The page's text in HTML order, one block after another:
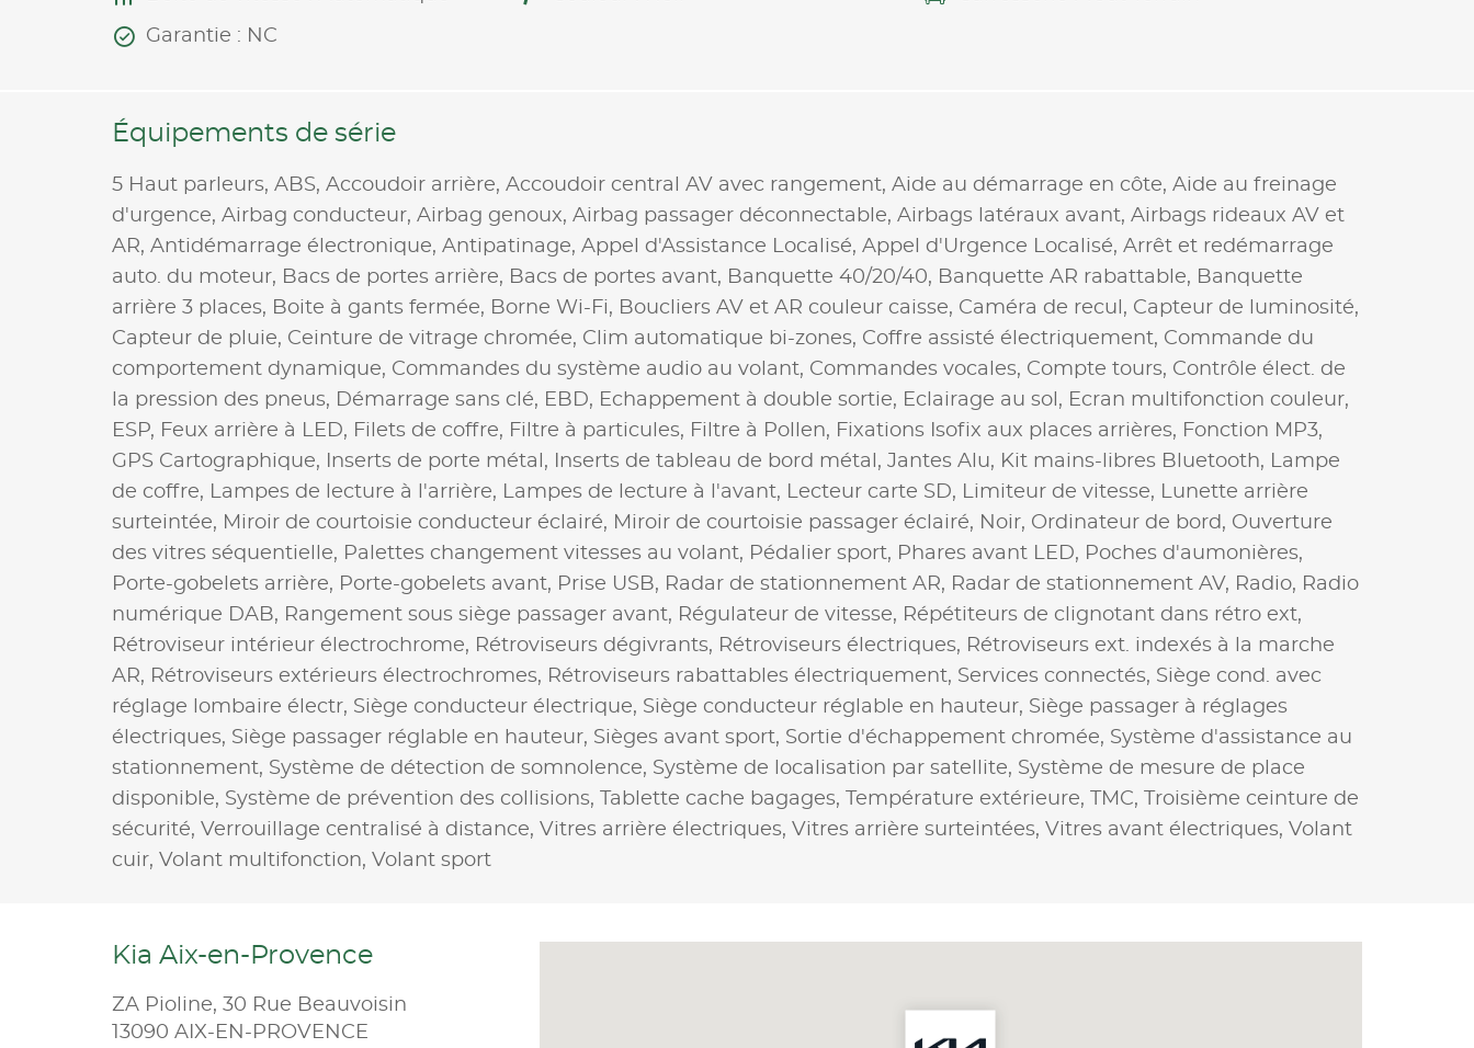
Garantie : NC
Équipements de série
5 Haut parleurs, ABS, Accoudoir arrière, Accoudoir central AV avec rangement, Aide au démarrage en côte, Aide au freinage
d'urgence, Airbag conducteur, Airbag genoux, Airbag passager déconnectable, Airbags latéraux avant, Airbags rideaux AV et
AR, Antidémarrage électronique, Antipatinage, Appel d'Assistance Localisé, Appel d'Urgence Localisé, Arrêt et redémarrage
auto. du moteur, Bacs de portes arrière, Bacs de portes avant, Banquette 40/20/40, Banquette AR rabattable, Banquette
arrière 3 places, Boite à gants fermée, Borne Wi-Fi, Boucliers AV et AR couleur caisse, Caméra de recul, Capteur de luminosité,
Capteur de pluie, Ceinture de vitrage chromée, Clim automatique bi-zones, Coffre assisté électriquement, Commande du
comportement dynamique, Commandes du système audio au volant, Commandes vocales, Compte tours, Contrôle élect. de
la pression des pneus, Démarrage sans clé, EBD, Echappement à double sortie, Eclairage au sol, Ecran multifonction couleur,
ESP, Feux arrière à LED, Filets de coffre, Filtre à particules, Filtre à Pollen, Fixations Isofix aux places arrières, Fonction MP3,
GPS Cartographique,
Inserts de porte métal, Inserts de tableau de bord métal, Jantes Alu, Kit mains-libres Bluetooth, Lampe
de coffre, Lampes de lecture à l'arrière, Lampes de lecture à l'avant, Lecteur carte SD, Limiteur de vitesse, Lunette arrière
surteintée, Miroir de courtoisie conducteur éclairé, Miroir de courtoisie passager éclairé, Noir, Ordinateur de bord, Ouverture
des vitres séquentielle, Palettes changement vitesses au volant, Pédalier sport, Phares avant LED, Poches d'aumonières,
Porte-gobelets arrière, Porte-gobelets avant, Prise USB, Radar de stationnement AR, Radar de stationnement AV, Radio, Radio
numérique DAB, Rangement sous siège passager avant, Régulateur de vitesse, Répétiteurs de clignotant dans rétro ext,
Rétroviseur intérieur électrochrome, Rétroviseurs dégivrants, Rétroviseurs électriques, Rétroviseurs ext. indexés à la marche
AR, Rétroviseurs extérieurs électrochromes, Rétroviseurs rabattables électriquement, Services connectés, Siège cond. avec
réglage lombaire électr, Siège conducteur électrique, Siège conducteur réglable en hauteur, Siège passager à réglages
électriques, Siège passager réglable en hauteur, Sièges avant sport, Sortie d'échappement chromée, Système d'assistance au
stationnement, Système de détection de somnolence, Système de localisation par satellite, Système de mesure de place
disponible, Système de prévention des collisions, Tablette cache bagages, Température extérieure, TMC,
Troisième ceinture de
sécurité, Verrouillage centralisé à distance, Vitres arrière électriques, Vitres arrière surteintées, Vitres avant électriques, Volant
cuir, Volant multifonction, Volant sport
Kia Aix-en-Provence
ZA Pioline, 30 Rue Beauvoisin
13090 AIX-EN-PROVENCE